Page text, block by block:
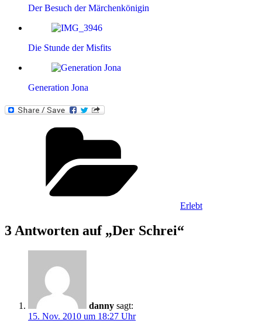
Der Besuch der Märchenkönigin
Die Stunde der Misfits
Generation Jona
Erlebt
3 Antworten auf „Der Schrei“
danny sagt:
15. Nov. 2010 um 18:27 Uhr